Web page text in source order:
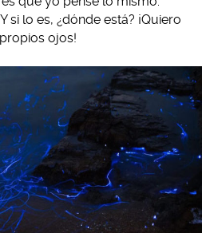
si lo es, ¿dónde está? ¡Quiero
ojos!